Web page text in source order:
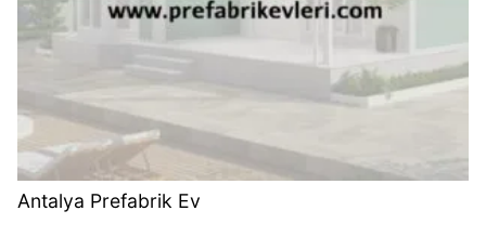
Antalya Prefabrik Ev